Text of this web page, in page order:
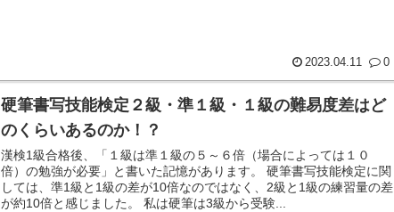
2023.04.11 0
硬筆書写技能検定２級・準１級・１級の難易度差はど
のくらいあるのか！？
漢検1級合格後、「１級は準１級の５～６倍（場合によっては１０
倍）の勉強が必要」と書いた記憶があります。 硬筆書写技能検定に関
しては、準1級と1級の差が10倍なのではなく、2級と1級の練習量の差
が約10倍と感じました。 私は硬筆は3級から受験...